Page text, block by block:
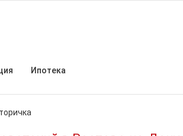
Ипотека